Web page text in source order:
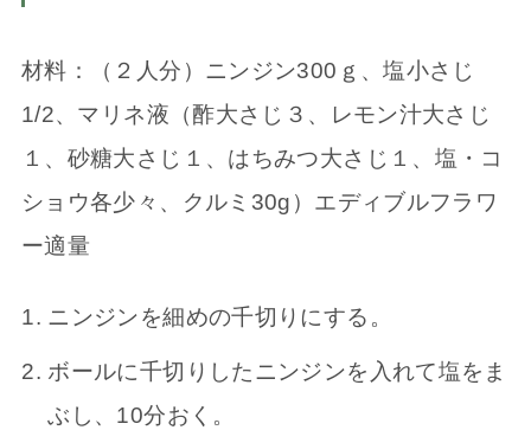
材料：（２人分）ニンジン300ｇ、塩小さじ
1/2、マリネ液（酢大さじ３、レモン汁大さじ
１、砂糖大さじ１、はちみつ大さじ１、塩・コ
ショウ各少々、クルミ30g）エディブルフラワ
ー適量
ニンジンを細めの千切りにする。
ボールに千切りしたニンジンを入れて塩をま
ぶし、10分おく。